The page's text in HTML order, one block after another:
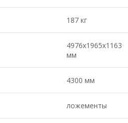
187 кг
4976х1965х1163
мм
4300 мм
ложементы